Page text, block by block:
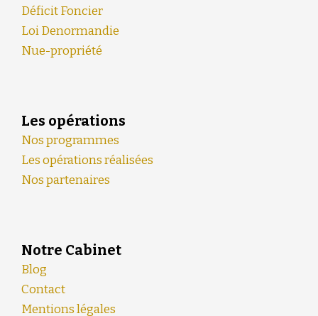
Déficit Foncier
Loi Denormandie
Nue-propriété
Les opérations
Nos programmes
Les opérations réalisées
Nos partenaires
Notre Cabinet
Blog
Contact
Mentions légales